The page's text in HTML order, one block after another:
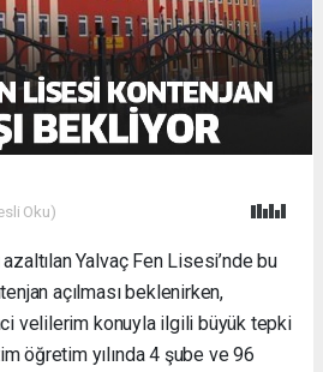
Oku)
azaltılan Yalvaç Fen Lisesi’nde bu
açılması beklenirken,
velilerim konuyla ilgili büyük tepki
öğretim yılında 4 şube ve 96